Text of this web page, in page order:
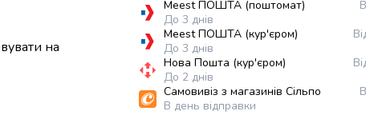
на
Meest ПОШТА (поштомат)
До 3 днів
Meest ПОШТА (кур'єром)
До 3 днів
Нова Пошта (кур'єром)
До 2 днів
Самовивіз з магазинів Сільпо
В день відправки